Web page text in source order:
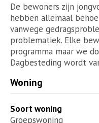
De bewoners zijn
hebben allemaal
vanwege
problematiek. Elke
programma maar we
Dagbesteding wordt
Woning
Soort woning
Groepswoning